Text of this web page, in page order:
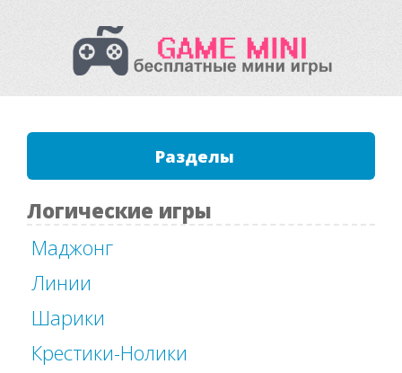
Разделы
Логические игры
Маджонг
Линии
Шарики
Крестики-Нолики